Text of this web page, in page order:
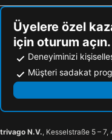
Üyelere özel
için oturum açın.
Deneyiminizi
Müşteri sadakat
trivago N.V., Kesselstraße 5 –